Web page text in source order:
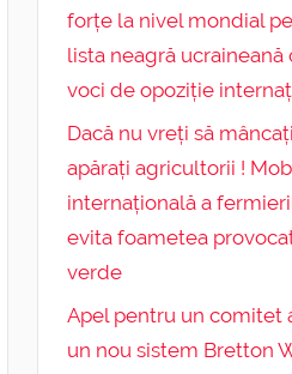
forțe la nivel mondial
lista neagră ucraineană
voci de opoziție
Dacă nu vreți să
apărați agricultorii !
internațională a
evita foametea
verde
Apel pentru un comitet
un nou sistem Bretton